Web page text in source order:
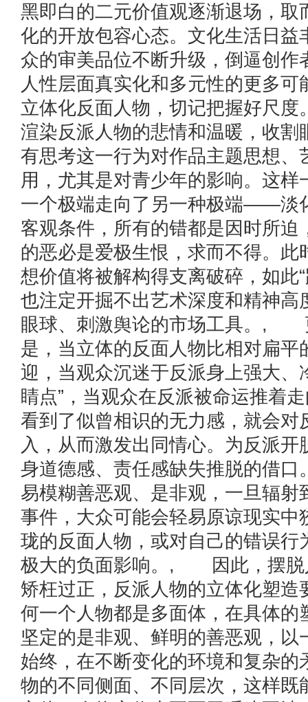
黑即白的二元价值观逐渐退场，取
化的开放包容心态。文化生活日益
众的审美品位不断升级，倒逼创作
人性层面真实化和多元性的更多可
立体化反面人物，切记把握好尺度
渲染反派人物的悲情和温暖，收割
有思考这一行为对作品主题思想、
用，尤其是对青少年的影响。这样
一个极端走向了另一种极端——淡
客观条件，所有的错都是因时所迫
的恶必是爱极生恨，求而不得。此
想价值将被解构得支离破碎，如此
也注定开掘不出艺术深度和精神高
眼球、刺激舆论的市场工具。,
是，当立体的反面人物比相对扁平
迎，当观众沉迷于反派身上强大、
睛点”，当观众在反派被命运推着
看到了似曾相识的无力感，就会对
入，从而激发出同情心。为反派开
身道德感、责任感缺失推脱的借口
易模糊善恶观、是非观，一旦辐射
事件，大众可能会轻易原谅现实中
珑的反面人物，或对自己的错误行
极大的负面影响。, 因此，摆脱
矫枉过正，反派人物的立体化塑造
何一个人物都是多面体，在具体的
坚定的是非观、鲜明的善恶观，以
始终，在不断变化的环境和复杂的
物的不同侧面、不同层次，这样既